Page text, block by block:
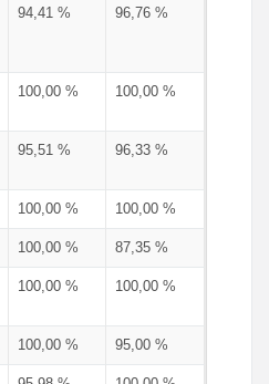
94,41 % 96,76 %
100,00 % 100,00 %
95,51 % 96,33 %
100,00 % 100,00 %
100,00 % 87,35 %
100,00 % 100,00 %
100,00 % 95,00 %